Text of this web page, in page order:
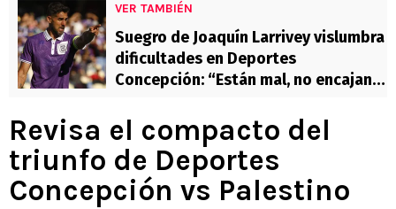
VER TAMBIÉN
Suegro de Joaquín Larrivey vislumbra
dificultades en Deportes
Concepción: “Están mal, no encajan
Revisa el compacto del
triunfo de Deportes
Concepción vs Palestino